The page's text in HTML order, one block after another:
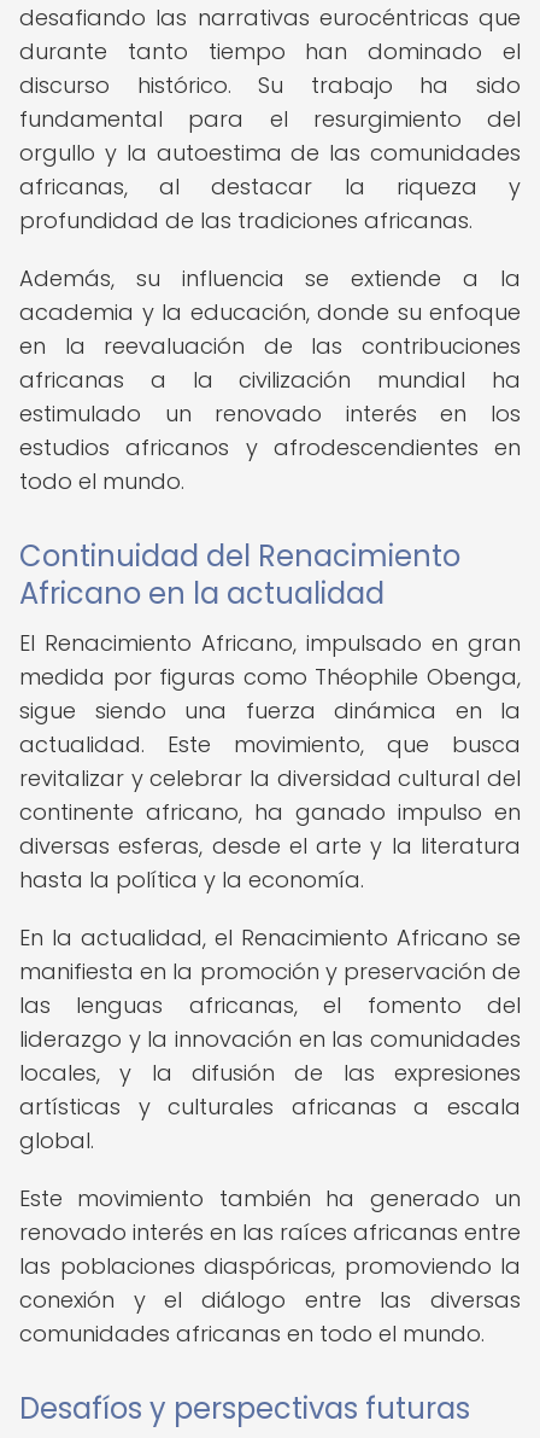
desafiando las narrativas eurocéntricas que
durante tanto tiempo han dominado el
discurso histórico. Su trabajo ha sido
fundamental para el resurgimiento del
orgullo y la autoestima de las comunidades
africanas, al destacar la riqueza y
profundidad de las tradiciones africanas.
Además, su influencia se extiende a la
academia y la educación, donde su enfoque
en la reevaluación de las contribuciones
africanas a la civilización mundial ha
estimulado un renovado interés en los
estudios africanos y afrodescendientes en
todo el mundo.
Continuidad del Renacimiento
Africano en la actualidad
El Renacimiento Africano, impulsado en gran
medida por figuras como Théophile Obenga,
sigue siendo una fuerza dinámica en la
actualidad. Este movimiento, que busca
revitalizar y celebrar la diversidad cultural del
continente africano, ha ganado impulso en
diversas esferas, desde el arte y la literatura
hasta la política y la economía.
En la actualidad, el Renacimiento Africano se
manifiesta en la promoción y preservación de
las lenguas africanas, el fomento del
liderazgo y la innovación en las comunidades
locales, y la difusión de las expresiones
artísticas y culturales africanas a escala
global.
Este movimiento también ha generado un
renovado interés en las raíces africanas entre
las poblaciones diaspóricas, promoviendo la
conexión y el diálogo entre las diversas
comunidades africanas en todo el mundo.
Desafíos y perspectivas futuras